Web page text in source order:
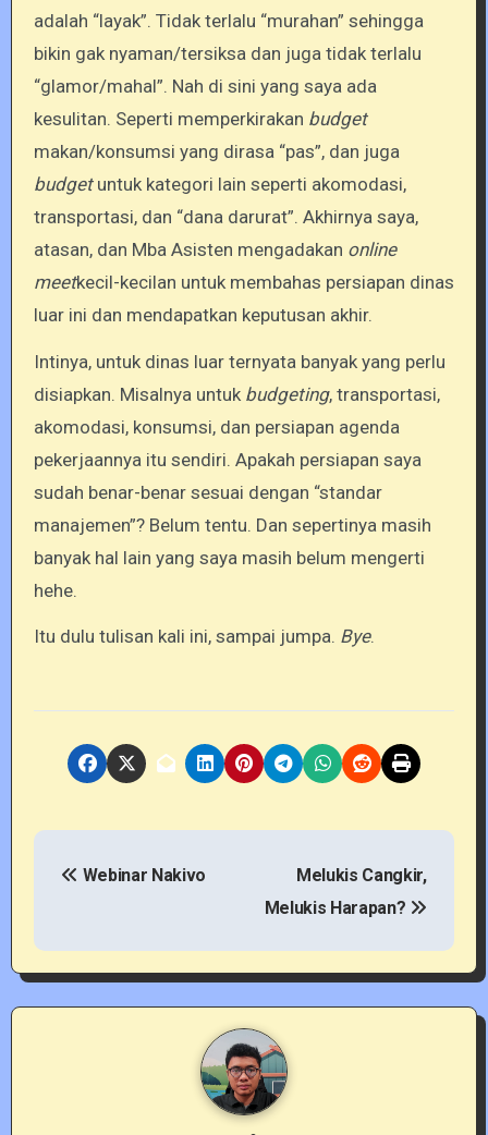
adalah “layak”. Tidak terlalu “murahan” sehingga
bikin gak nyaman/tersiksa dan juga tidak terlalu
“glamor/mahal”. Nah di sini yang saya ada
kesulitan. Seperti memperkirakan budget
makan/konsumsi yang dirasa “pas”, dan juga
budgetuntuk kategori lain seperti akomodasi,
transportasi, dan “dana darurat”. Akhirnya saya,
atasan, dan Mba Asisten mengadakan online
meetkecil-kecilan untuk membahas persiapan dinas
luar ini dan mendapatkan keputusan akhir.
Intinya, untuk dinas luar ternyata banyak yang perlu
disiapkan. Misalnya untuk budgeting, transportasi,
akomodasi, konsumsi, dan persiapan agenda
pekerjaannya itu sendiri. Apakah persiapan saya
sudah benar-benar sesuai dengan “standar
manajemen”? Belum tentu. Dan sepertinya masih
banyak hal lain yang saya masih belum mengerti
hehe.
Itu dulu tulisan kali ini, sampai jumpa. Bye.
P
s
t
Webinar Nakivo
Melukis Cangkir,
Melukis Harapan?